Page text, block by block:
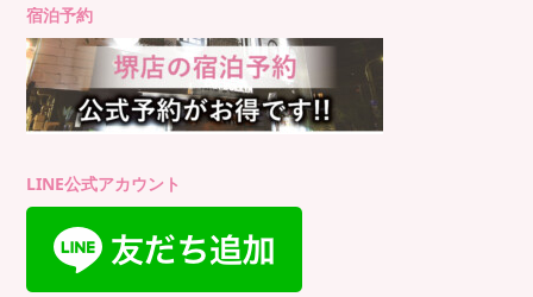
宿泊予約
LINE公式アカウント